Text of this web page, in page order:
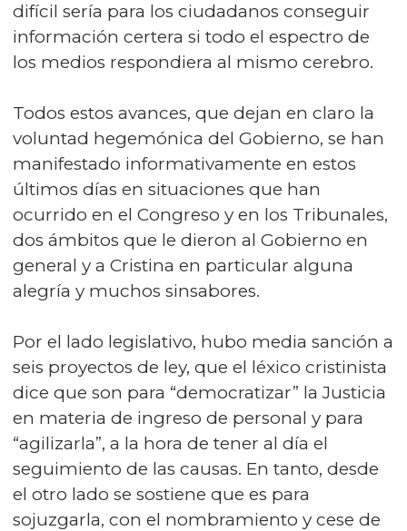
difícil sería para los ciudadanos conseguir
información certera si todo el espectro de
los medios respondiera al mismo cerebro.
Todos estos avances, que dejan en claro la
voluntad hegemónica del Gobierno, se han
manifestado informativamente en estos
últimos días en situaciones que han
ocurrido en el Congreso y en los Tribunales,
dos ámbitos que le dieron al Gobierno en
general y a Cristina en particular alguna
alegría y muchos sinsabores.
Por el lado legislativo, hubo media sanción a
seis proyectos de ley, que el léxico cristinista
dice que son para “democratizar” la Justicia
en materia de ingreso de personal y para
“agilizarla”, a la hora de tener al día el
seguimiento de las causas. En tanto, desde
el otro lado se sostiene que es para
sojuzgarla, con el nombramiento y cese de